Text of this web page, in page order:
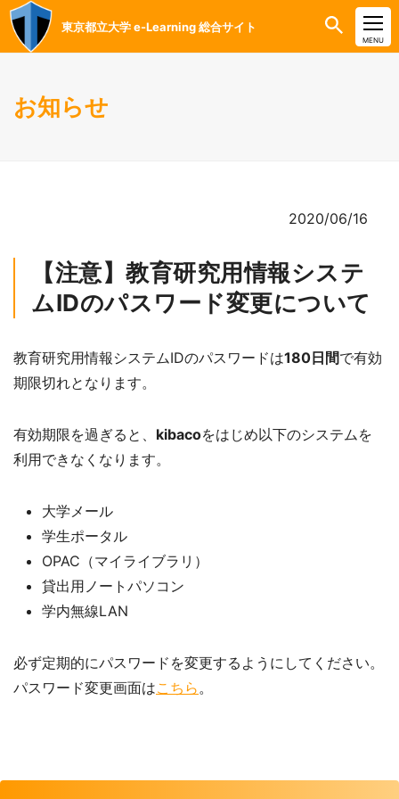
CLOSE
MENU
お知らせ
2020/06/16
【注意】教育研究用情報システ
ムIDのパスワード変更について
教育研究用情報システムIDのパスワードは180日間で有効
期限切れとなります。
有効期限を過ぎると、 kibacoをはじめ以下のシステムを
利用できなくなります。
大学メール
学生ポータル
OPAC（マイライブラリ）
貸出用ノートパソコン
学内無線LAN
必ず定期的にパスワードを変更するようにしてください。
パスワード変更画面はこちら。
東京都立大学 e-Learning 総合サイト